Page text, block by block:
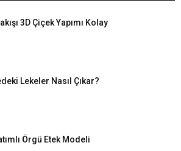
3D Çiçek Yapımı Kolay
Lekeler Nasıl Çıkar?
Örgü Etek Modeli